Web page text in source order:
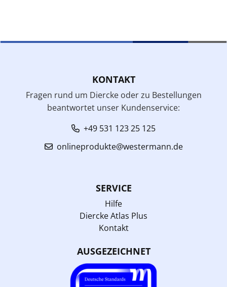
KONTAKT
Fragen rund um Diercke oder zu Bestellungen
beantwortet unser Kundenservice:
+49 531 123 25 125
onlineprodukte@westermann.de
SERVICE
Hilfe
Diercke Atlas Plus
Kontakt
AUSGEZEICHNET